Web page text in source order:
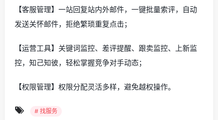
【客服管理】一站回复站内外邮件，一键批量索评，自动
发送关怀邮件，拒绝繁琐重复点击；
【运营工具】关键词监控、差评提醒、跟卖监控、上新监
控，知己知彼，轻松掌握竞争对手动态；
【权限管理】权限分配灵活多样，避免越权操作。
# 找服务